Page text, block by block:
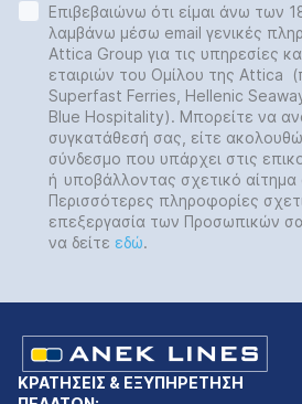
Επιβεβαιώνω ότι είμαι άνω των
λαμβάνω μέσω email γενικές
Attica Group για τις υπηρεσίες
εταιριών του Ομίλου της Attica
Superfast Ferries, Hellenic
Blue Hospitality). Μπορείτε να
συγκατάθεσή σας, είτε
σύνδεσμο που υπάρχει στις
ή υποβάλλοντας σχετικό αίτημα
Περισσότερες πληροφορίες
επεξεργασία των Προσωπικών
να δείτε εδώ.
ΚΡΑΤΗΣΕΙΣ & ΕΞΥΠΗΡΕΤΗΣΗ